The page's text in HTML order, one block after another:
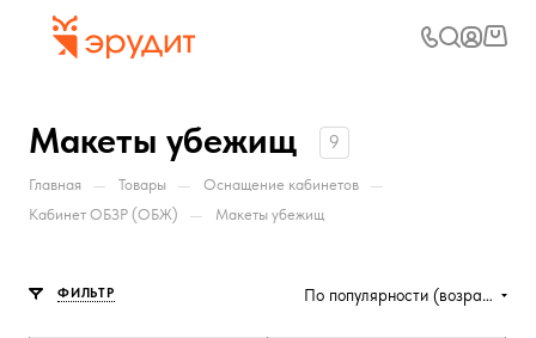
Макеты убежищ 9
Главная — Товары — Оснащение кабинетов —
Кабинет ОБЗР (ОБЖ) — Макеты убежищ
ФИЛЬТР По популярности (возрастание)